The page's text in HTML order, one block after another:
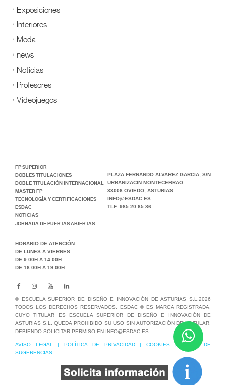
Exposiciones
Interiores
Moda
news
Noticias
Profesores
Videojuegos
FP SUPERIOR
DOBLES TITULACIONES
DOBLE TITULACIÓN INTERNACIONAL
MASTER FP
TECNOLOGÍA Y CERTIFICACIONES
ESDAC
NOTICIAS
JORNADA DE PUERTAS ABIERTAS
PLAZA FERNANDO ALVAREZ GARCIA, S/N
URBANIZACIN MONTECERRAO
33006 OVIEDO, ASTURIAS
INFO@ESDAC.ES
TLF: 985 20 65 86
HORARIO DE ATENCIÓN:
DE LUNES A VIERNES
DE 9.00H A 14.00H
DE 16.00H A 19.00H
© ESCUELA SUPERIOR DE DISEÑO E INNOVACIÓN DE ASTURIAS S.L.2026
TODOS LOS DERECHOS RESERVADOS. ESDAC ® ES MARCA REGISTRADA,
CUYO TITULAR ES ESCUELA SUPERIOR DE DISEÑO E INNOVACIÓN DE
ASTURIAS S.L. QUEDA PROHIBIDO SU USO SIN AUTORIZACIÓN DEL TITULAR,
DEBIENDO SOLICITAR PERMISO EN INFO@ESDAC.ES
AVISO LEGAL |POLÍTICA DE PRIVACIDAD| COOKIES| BUZÓN DE
SUGERENCIAS